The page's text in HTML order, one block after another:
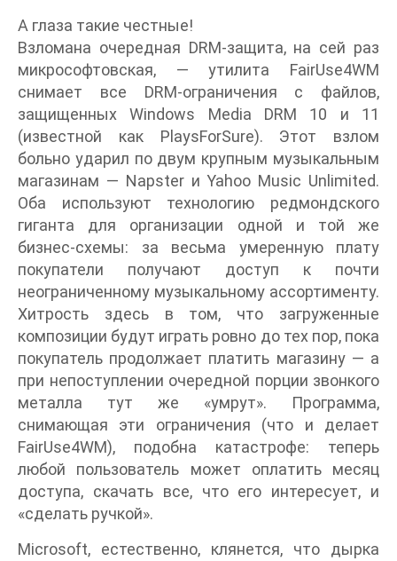
А глаза такие честные!
Взломана очередная DRM-защита, на сей раз
микрософтовская, — утилита FairUse4WM
снимает все DRM-ограничения с файлов,
защищенных Windows Media DRM 10 и 11
(известной как PlaysForSure). Этот взлом
больно ударил по двум крупным музыкальным
магазинам — Napster и Yahoo Music Unlimited.
Оба используют технологию редмондского
гиганта для организации одной и той же
бизнес-схемы: за весьма умеренную плату
покупатели получают доступ к почти
неограниченному музыкальному ассортименту.
Хитрость здесь в том, что загруженные
композиции будут играть ровно до тех пор, пока
покупатель продолжает платить магазину — а
при непоступлении очередной порции звонкого
металла тут же «умрут». Программа,
снимающая эти ограничения (что и делает
FairUse4WM), подобна катастрофе: теперь
любой пользователь может оплатить месяц
доступа, скачать все, что его интересует, и
«сделать ручкой».
Microsoft, естественно, клянется, что дырка